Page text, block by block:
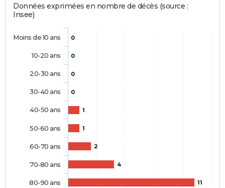
Données exprimées en nombre de décès (source :
Insee)
0
0
0
0
1
1
2
4
11
Moins de 10 ans
10-20 ans
20-30 ans
30-40 ans
40-50 ans
50-60 ans
60-70 ans
70-80 ans
80-90 ans